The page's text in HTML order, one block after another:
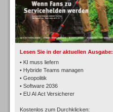
Lesen Sie in der aktuellen Ausgabe:
• KI muss liefern
• Hybride Teams managen
• Geopolitik
• Software 2036
• EU AI Act Versicherer
Kostenlos zum Durchklicken:
TK- und ACD-Systeme
Workforce-Management